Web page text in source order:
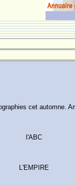
cet automne.
l'ABC
L'EMPIRE